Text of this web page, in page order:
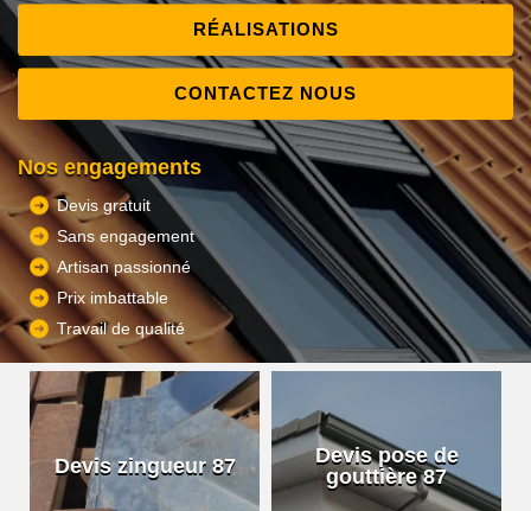
RÉALISATIONS
CONTACTEZ NOUS
Nos engagements
Devis gratuit
Sans engagement
Artisan passionné
Prix imbattable
Travail de qualité
Devis zingueur 87
Devis pose de
gouttière 87